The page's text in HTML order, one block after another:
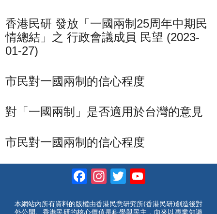
香港民研 發放「一國兩制25周年中期民
情總結」之 行政會議成員 民望 (2023-
01-27)
市民對一國兩制的信心程度
對「一國兩制」是否適用於台灣的意見
市民對一國兩制的信心程度
Facebook
Instagram
Twitter
本網站內所有資料的版權由香港民意研究所(香港民研)創造後對
外公開。香港民研的核心價值是科學與民主，向來以專業知識